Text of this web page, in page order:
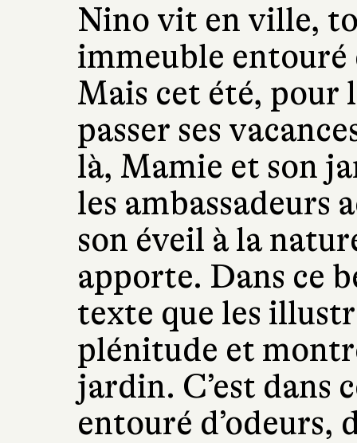
Nino vit en ville,
immeuble entouré
Mais cet été, pour
passer ses
là, Mamie et son
les ambassadeurs
son éveil à la
apporte. Dans ce
texte que les
plénitude et
jardin. C’est dans
entouré d’odeurs,